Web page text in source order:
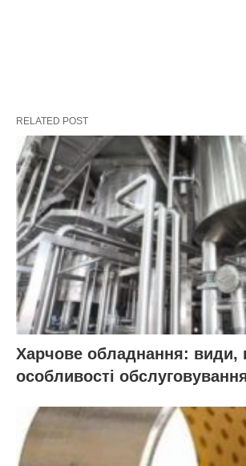
RELATED POST
Харчове обладнання: види,
особливості